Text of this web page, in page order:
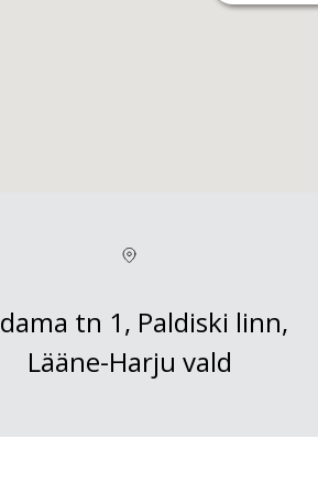
tn 1, Paldiski linn,
Lääne-Harju vald